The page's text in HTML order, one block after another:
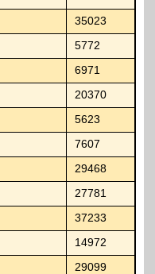
35023
5772
6971
20370
5623
7607
29468
27781
37233
14972
29099